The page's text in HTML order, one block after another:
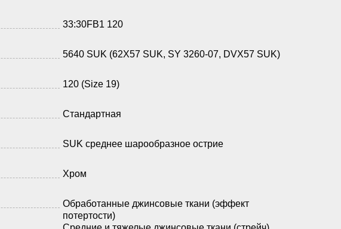
33:30FB1 120
5640 SUK (62X57 SUK, SY 3260-07, DVX57 SUK)
120 (Size 19)
Стандартная
SUK среднее шарообразное острие
Хром
Обработанные джинсовые ткани (эффект
потертости)